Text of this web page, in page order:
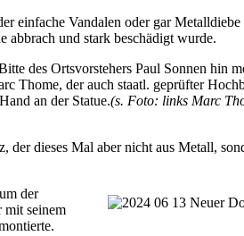
einfache Vandalen oder gar
abbrach und stark beschädigt wurde.
des Ortsvorstehers Paul Sonnen hin
Thome, der auch staatl. geprüfter
an der Statue.(s. Foto: links Marc
dieses Mal aber nicht aus Metall,
der
mit seinem